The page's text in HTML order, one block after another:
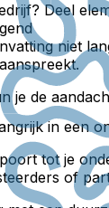
Deel
niet
je de
in een
tot je
of